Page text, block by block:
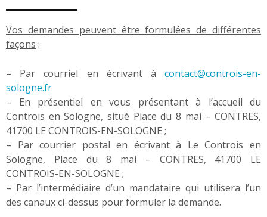
Vos demandes peuvent être formulées de différentes
façons :
– Par courriel en écrivant à contact@controis-en-
sologne.fr
– En présentiel en vous présentant à l’accueil du
Controis en Sologne, situé Place du 8 mai – CONTRES,
41700 LE CONTROIS-EN-SOLOGNE ;
– Par courrier postal en écrivant à Le Controis en
Sologne, Place du 8 mai – CONTRES, 41700 LE
CONTROIS-EN-SOLOGNE ;
– Par l’intermédiaire d’un mandataire qui utilisera l’un
des canaux ci-dessus pour formuler la demande.